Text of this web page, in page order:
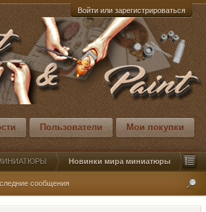
Войти или зарегистрироваться
Пользователи Мои покупки
Новинки мира миниатюры
сообщения